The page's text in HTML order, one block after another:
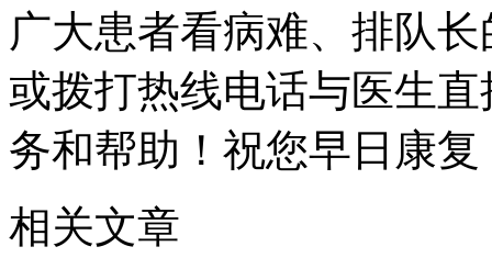
广大患者看病难、排队
或拨打热线电话与医生
务和帮助！祝您早日康
相关文章